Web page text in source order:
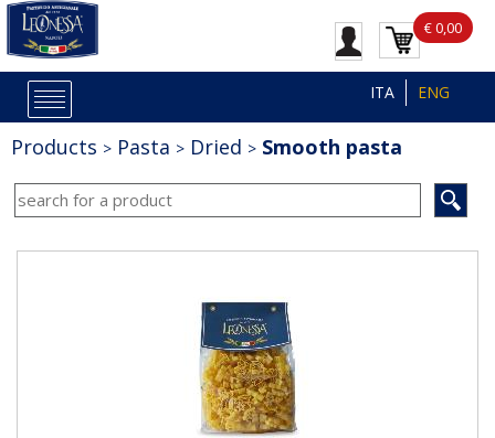
€ 0,00
ITA ENG
Products Pasta Dried Smooth pasta